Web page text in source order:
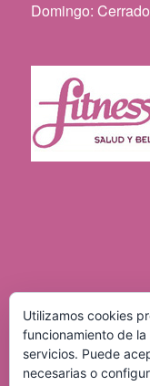
Domingo:
Utilizamos cookies
funcionamiento de
servicios. Puede
necesarias o